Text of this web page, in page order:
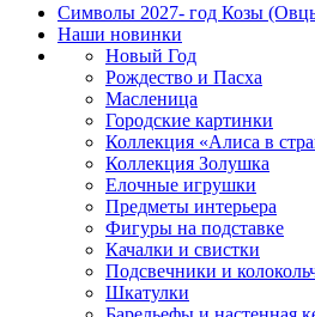
Символы 2027- год Козы
Наши новинки
Новый Год
Рождество и Пасха
Масленица
Городские картинки
Коллекция «Алиса в
Коллекция Золушка
Елочные игрушки
Предметы интерьера
Фигуры на подставке
Качалки и свистки
Подсвечники и
Шкатулки